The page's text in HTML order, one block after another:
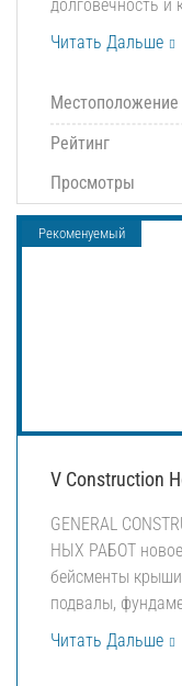
долговечность и
Читать Дальше
Местоположение
Рейтинг
Просмотры
Рекоменуемый
V Construction
GENERAL
НЫХ РА­БОТ новое
бейсменты
подвалы,
Читать Дальше